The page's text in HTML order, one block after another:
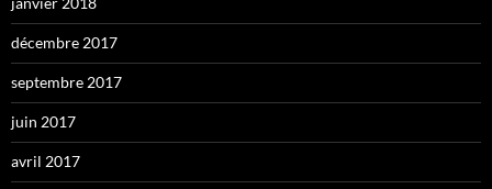
décembre 2017
septembre 2017
juin 2017
avril 2017